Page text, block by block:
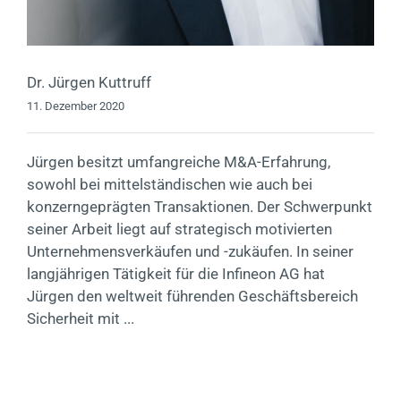
Dr. Jürgen Kuttruff
11. Dezember 2020
Jürgen besitzt umfangreiche M&A-Erfahrung,
sowohl bei mittelständischen wie auch bei
konzerngeprägten Transaktionen. Der Schwerpunkt
seiner Arbeit liegt auf strategisch motivierten
Unternehmensverkäufen und -zukäufen. In seiner
langjährigen Tätigkeit für die Infineon AG hat
Jürgen den weltweit führenden Geschäftsbereich
Sicherheit mit ...